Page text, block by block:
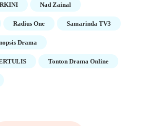
Nad Zainal
Radius One Samarinda TV3
Drama
Tonton Drama Online